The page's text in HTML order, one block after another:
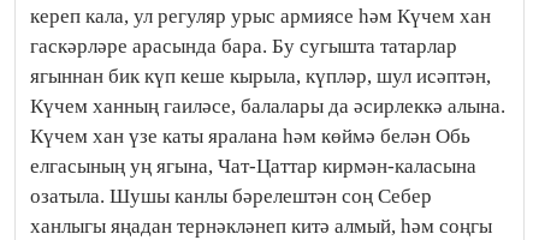
кереп кала, ул регуляр урыс армиясе һәм Күчем хан
гаскәрләре арасында бара. Бу сугышта татарлар
ягыннан бик күп кеше кырыла, күпләр, шул исәптән,
Күчем ханның гаиләсе, балалары да әсирлеккә алына.
Күчем хан үзе каты яралана һәм көймә белән Обь
елгасының уң ягына, Чат-Цаттар кирмән-каласына
озатыла. Шушы канлы бәрелештән соң Себер
ханлыгы яңадан тернәкләнеп китә алмый, һәм соңгы